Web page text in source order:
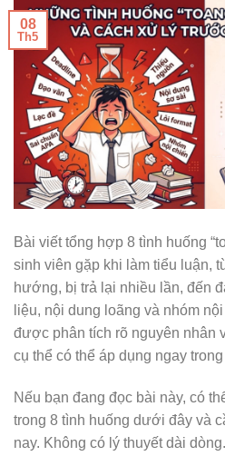
08
Th5
Bài viết tổng hợp 8 tình huống
sinh viên gặp khi làm tiểu luận,
hướng, bị trả lại nhiều lần, đến
liệu, nội dung loãng và nhóm
được phân tích rõ nguyên nhân
cụ thể có thể áp dụng ngay
Nếu bạn đang đọc bài này, có
trong 8 tình huống dưới đây và
nay. Không có lý thuyết dài